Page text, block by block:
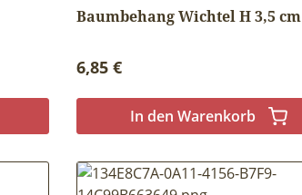
Baumbehang Wichtel H 3,5 cm
Regulärer Preis:
6,85 €
In den Warenkorb